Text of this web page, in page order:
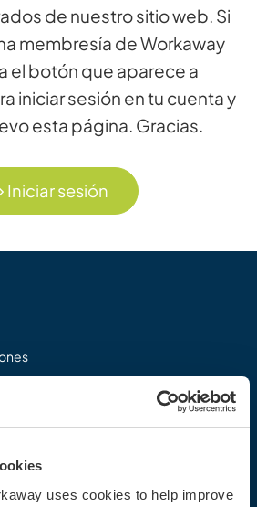
uses cookies to help improve
de nuestro sitio web. Si
membresía de Workaway
el botón que aparece a
iniciar sesión en tu cuenta y
esta página. Gracias.
Iniciar sesión